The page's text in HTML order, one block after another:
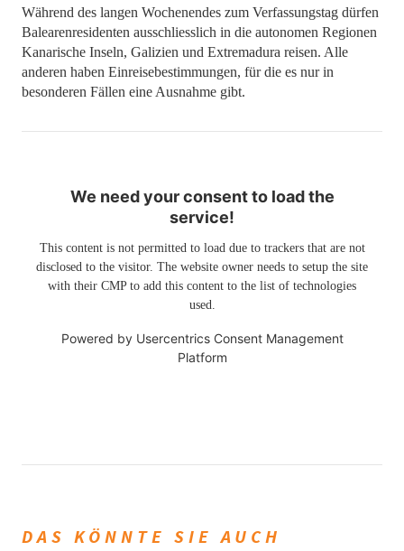
Während des langen Wochenendes zum Verfassungstag dürfen
Balearenresidenten ausschliesslich in die autonomen Regionen
Kanarische Inseln, Galizien und Extremadura reisen. Alle
anderen haben Einreisebestimmungen, für die es nur in
besonderen Fällen eine Ausnahme gibt.
We need your consent to load the
service!
This content is not permitted to load due to trackers that are not
disclosed to the visitor. The website owner needs to setup the site
with their CMP to add this content to the list of technologies
used.
Powered by Usercentrics Consent Management
Platform
DAS KÖNNTE SIE AUCH